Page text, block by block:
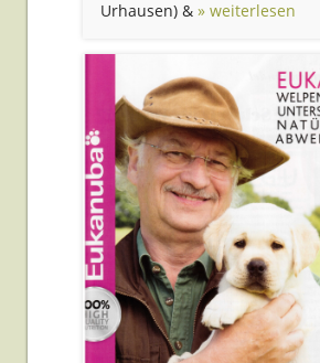
Urhausen) & » weiterlesen